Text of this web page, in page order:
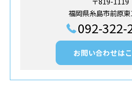
福岡県糸島市前原
092-322-
お問い合わせは